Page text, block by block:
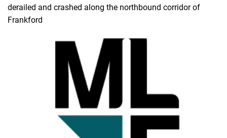
derailed and crashed along the northbound corridor of
Frankford